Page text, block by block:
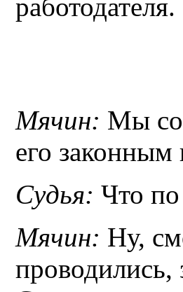
работодателя.
Мячин: Мы
его
Судья: Что по
Мячин: Ну,
проводились,